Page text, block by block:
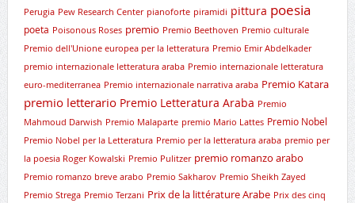
Perugia Pew Research Center pianoforte piramidi pittura poesia
poeta Poisonous Roses premio Premio Beethoven Premio culturale
Premio dell'Unione europea per la letteratura Premio Emir Abdelkader
premio internazionale letteratura araba Premio internazionale letteratura
euro-mediterranea Premio internazionale narrativa araba Premio Katara
premio letterario Premio Letteratura Araba Premio
Mahmoud Darwish Premio Malaparte premio Mario Lattes Premio Nobel
Premio Nobel per la Letteratura Premio per la letteratura araba premio per
la poesia Roger Kowalski Premio Pulitzer premio romanzo arabo
Premio romanzo breve arabo Premio Sakharov Premio Sheikh Zayed
Premio Strega Premio Terzani Prix de la littérature Arabe Prix des cinq